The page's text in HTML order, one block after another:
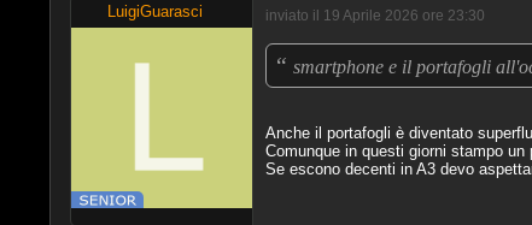
LuigiGuarasci inviato il 19 Aprile 2026 ore 23:30
“ smartphone e il portafogli
Anche il portafogli è diventato
Comunque in questi giorni stampo un
Se escono decenti in A3 devo